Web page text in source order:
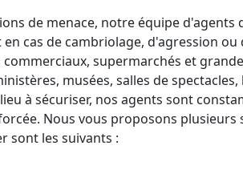
de menace, notre équipe d'agents
cas de cambriolage, d'agression ou
supermarchés et
musées, salles de
à sécuriser, nos agents sont
Nous vous proposons plusieurs
sont les suivants :